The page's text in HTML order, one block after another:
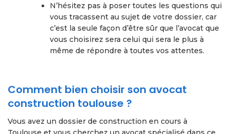
N’hésitez pas à poser toutes les questions qui
vous tracassent au sujet de votre dossier, car
c’est la seule façon d’être sûr que l’avocat que
vous choisirez sera celui qui sera le plus à
même de répondre à toutes vos attentes.
Comment bien choisir son avocat
construction toulouse ?
Vous avez un dossier de construction en cours à